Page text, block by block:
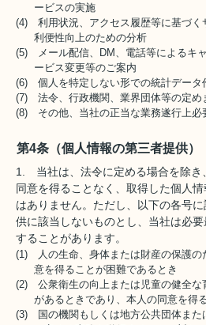
ービスの実施
(4) 利用状況、アクセス履歴等に基づく
利便性向上のための分析
(5) メール配信、DM、電話等によるキ
ービス変更等のご案内
(6) 個人を特定しない形での統計データ
(7) 法令、行政機関、業界団体等の定め
(8) その他、当社の正当な業務遂行上必
第4条（個人情報の第三者提供）
1. 当社は、法令に定める場合を除き
同意を得ることなく、取得した個人
はありません。ただし、以下の各号
供に該当しないものとし、当社は必
することがあります。
(1) 人の生命、身体または財産の保護の
意を得ることが困難であるとき
(2) 公衆衛生の向上または児童の健全な
があるときであり、本人の同意を得
(3) 国の機関もしくは地方公共団体また